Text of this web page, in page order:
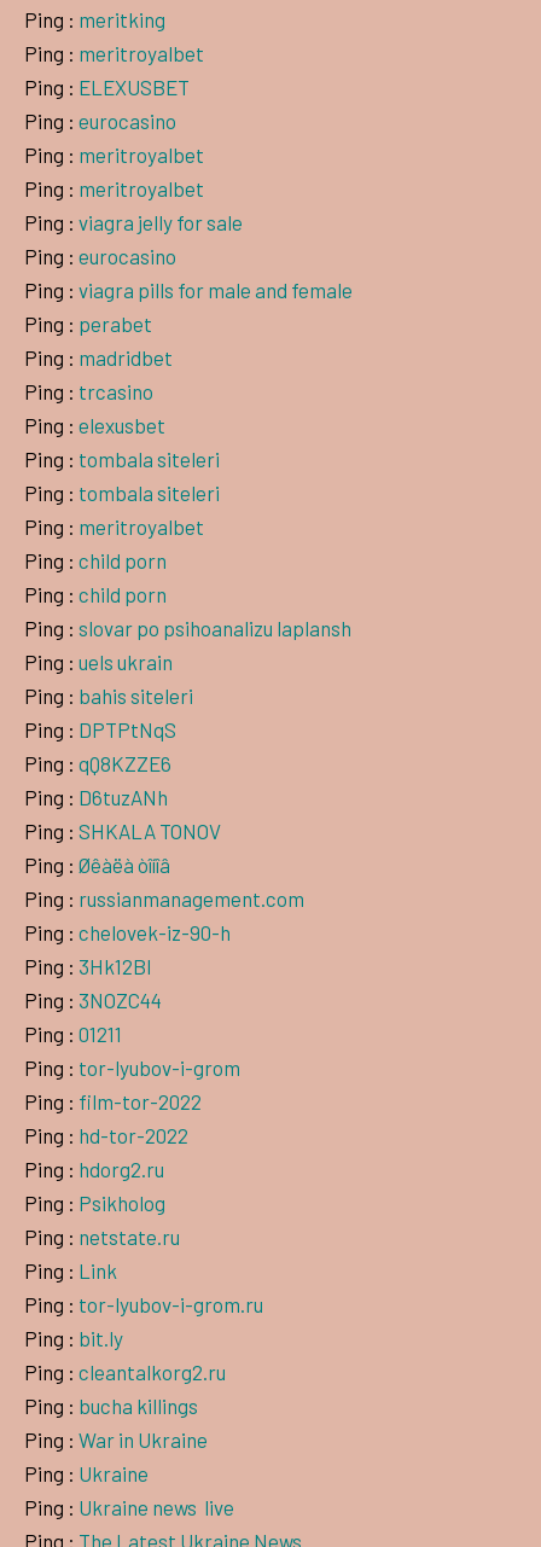
Ping : meritking
Ping : meritroyalbet
Ping : ELEXUSBET
Ping : eurocasino
Ping : meritroyalbet
Ping : meritroyalbet
Ping : viagra jelly for sale
Ping : eurocasino
Ping : viagra pills for male and female
Ping : perabet
Ping : madridbet
Ping : trcasino
Ping : elexusbet
Ping : tombala siteleri
Ping : tombala siteleri
Ping : meritroyalbet
Ping : child porn
Ping : child porn
Ping : slovar po psihoanalizu laplansh
Ping : uels ukrain
Ping : bahis siteleri
Ping : DPTPtNqS
Ping : qQ8KZZE6
Ping : D6tuzANh
Ping : SHKALA TONOV
Ping : Øêàëà òîíîâ
Ping : russianmanagement.com
Ping : chelovek-iz-90-h
Ping : 3Hk12Bl
Ping : 3NOZC44
Ping : 01211
Ping : tor-lyubov-i-grom
Ping : film-tor-2022
Ping : hd-tor-2022
Ping : hdorg2.ru
Ping : Psikholog
Ping : netstate.ru
Ping : Link
Ping : tor-lyubov-i-grom.ru
Ping : bit.ly
Ping : cleantalkorg2.ru
Ping : bucha killings
Ping : War in Ukraine
Ping : Ukraine
Ping : Ukraine news  live
Ping : The Latest Ukraine News